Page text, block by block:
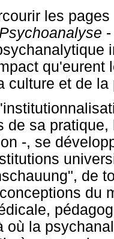
les pages
qu'eurent
culture et de
de sa
-, se
de
du
où la